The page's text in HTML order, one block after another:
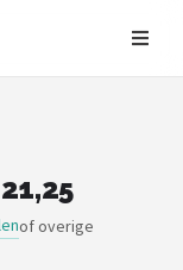
of overige